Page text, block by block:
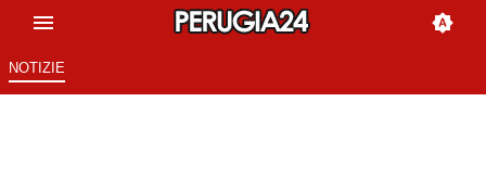
NOTIZIE